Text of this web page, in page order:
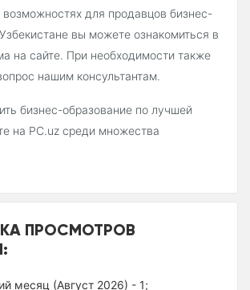
для продавцов бизнес-
вы можете ознакомиться в
на сайте. При необходимости также
нашим консультантам.
бизнес-образование по лучшей
на PC.uz среди множества
ПРОСМОТРОВ
месяц (Август 2026) - 1;